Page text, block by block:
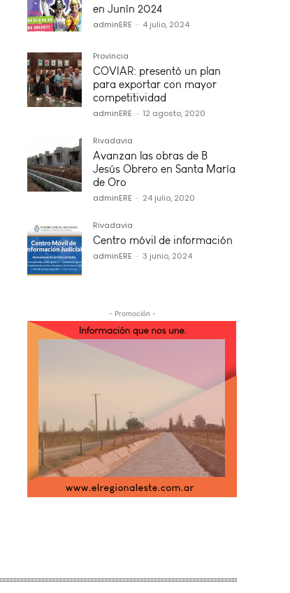
en Junín 2024
adminERE - 4 julio, 2024
Provincia
COVIAR: presentó un plan
para exportar con mayor
competitividad
adminERE - 12 agosto, 2020
Rivadavia
Avanzan las obras de Bº
Jesús Obrero en Santa María
de Oro
adminERE - 24 julio, 2020
Rivadavia
Centro móvil de información
adminERE - 3 junio, 2024
- Promoción -